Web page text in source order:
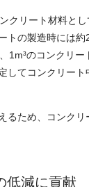
クリート材料
トの製造時には
1m³のコンクリ
してコンクリー
るため、コンク
低減に貢献